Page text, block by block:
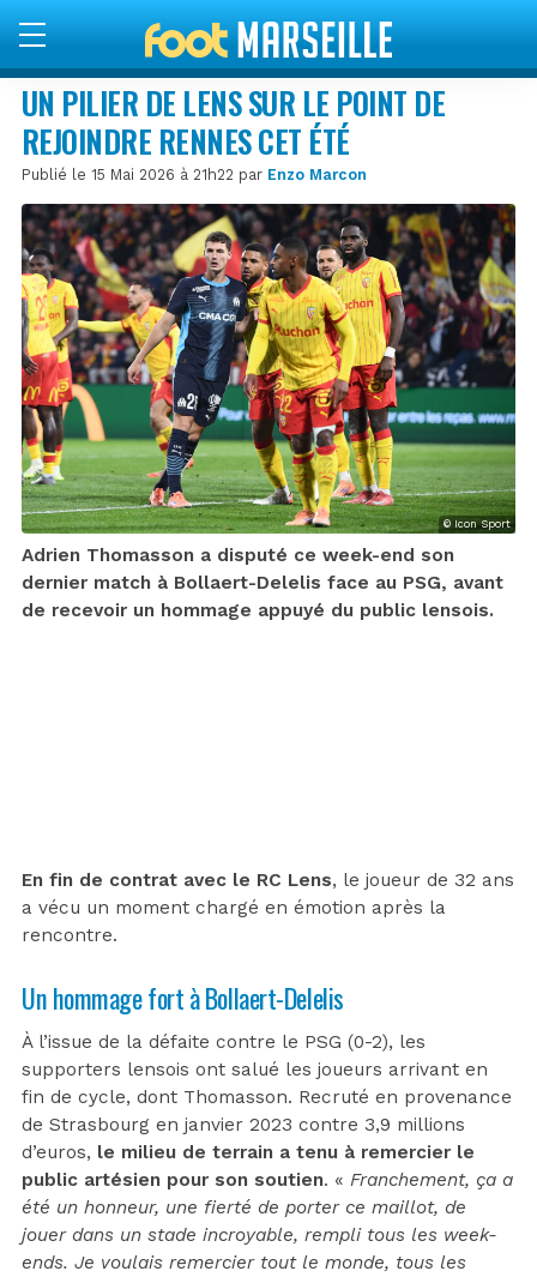
UN PILIER DE LENS SUR LE POINT DE
REJOINDRE RENNES CET ÉTÉ
Publié le 15 Mai 2026 à 21h22 par Enzo Marcon
© Icon Sport
Adrien Thomasson a disputé ce week-end son
dernier match à Bollaert-Delelis face au PSG, avant
de recevoir un hommage appuyé du public lensois.
En fin de contrat avec le RC Lens, le joueur de 32 ans
a vécu un moment chargé en émotion après la
rencontre.
Un hommage fort à Bollaert-Delelis
À l’issue de la défaite contre le PSG (0-2), les
supporters lensois ont salué les joueurs arrivant en
fin de cycle, dont Thomasson. Recruté en provenance
de Strasbourg en janvier 2023 contre 3,9 millions
d’euros, le milieu de terrain a tenu à remercier le
public artésien pour son soutien. « Franchement, ça a
été un honneur, une fierté de porter ce maillot, de
jouer dans un stade incroyable, rempli tous les week-
ends. Je voulais remercier tout le monde, tous les